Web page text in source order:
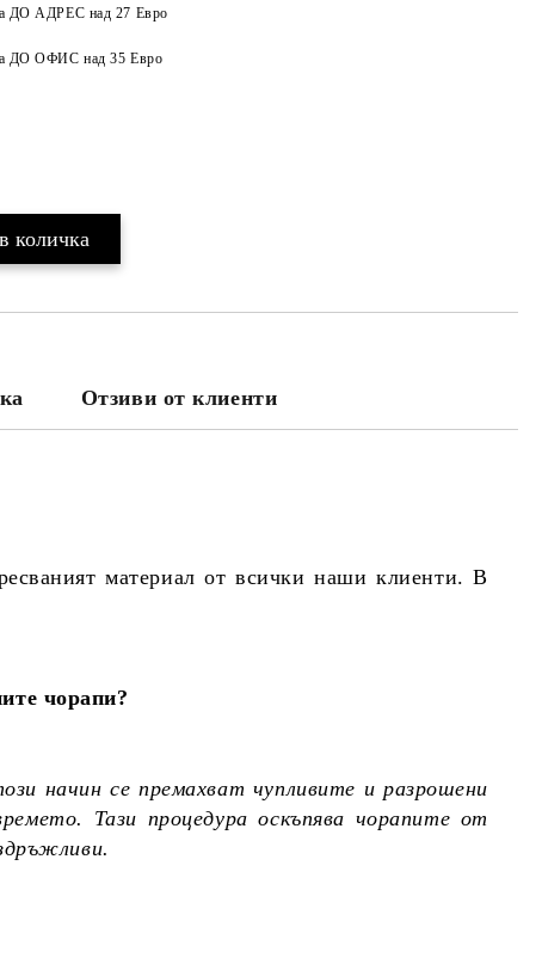
ДО АДРЕС над 27 Евро
ДО ОФИС над 35 Евро
Отзиви от клиенти
материал от всички наши клиенти. В
чорапи?
начин се премахват чупливите и разрошени
Тази процедура оскъпява чорапите от